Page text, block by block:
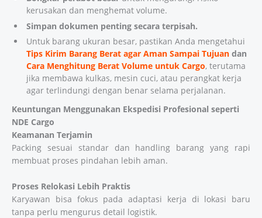
kerusakan dan menghemat volume.
Simpan dokumen penting secara terpisah.
Untuk barang ukuran besar, pastikan Anda mengetahui
Tips Kirim Barang Berat agar Aman Sampai Tujuan dan
Cara Menghitung Berat Volume untuk Cargo, terutama
jika membawa kulkas, mesin cuci, atau perangkat kerja
agar terlindungi dengan benar selama perjalanan.
Keuntungan Menggunakan Ekspedisi Profesional seperti
NDE Cargo
Keamanan Terjamin
Packing sesuai standar dan handling barang yang rapi
membuat proses pindahan lebih aman.
Proses Relokasi Lebih Praktis
Karyawan bisa fokus pada adaptasi kerja di lokasi baru
tanpa perlu mengurus detail logistik.